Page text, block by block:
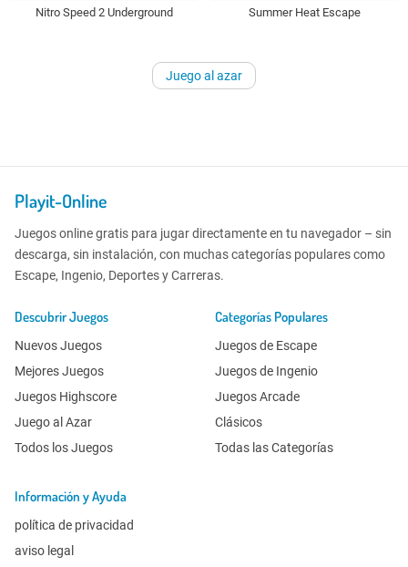
Nitro Speed 2 Underground Summer Heat Escape
Juego al azar
Playit-Online
Juegos online gratis para jugar directamente en tu navegador – sin
descarga, sin instalación, con muchas categorías populares como
Escape, Ingenio, Deportes y Carreras.
Descubrir Juegos
Nuevos Juegos
Mejores Juegos
Juegos Highscore
Juego al Azar
Todos los Juegos
Categorías Populares
Juegos de Escape
Juegos de Ingenio
Juegos Arcade
Clásicos
Todas las Categorías
Información y Ayuda
política de privacidad
aviso legal